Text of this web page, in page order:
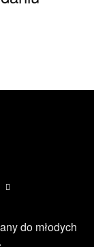
do młodych